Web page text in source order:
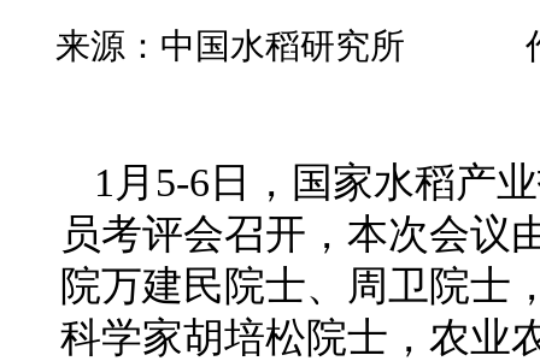
来源：中国水稻研究所
1月5-6日，国家水稻产
员考评会召开，本次会议
院万建民院士、周卫院士
科学家胡培松院士，农业